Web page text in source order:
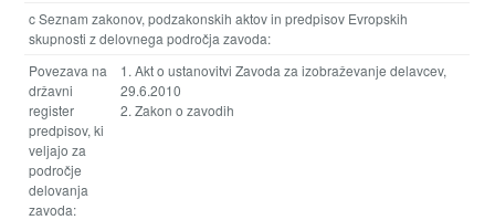
c Seznam zakonov, podzakonskih aktov in predpisov Evropskih
skupnosti z delovnega področja zavoda:
Povezava na
državni
register
predpisov, ki
veljajo za
področje
delovanja
zavoda:
1. Akt o ustanovitvi Zavoda za izobraževanje delavcev,
29.6.2010
2. Zakon o zavodih